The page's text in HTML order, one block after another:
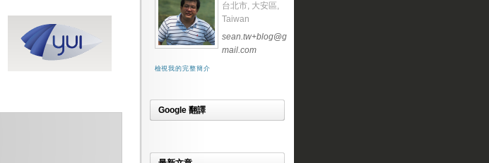
台北市, 大安區,
Taiwan
sean.tw+blog@g
mail.com
檢視我的完整簡介
Google 翻譯